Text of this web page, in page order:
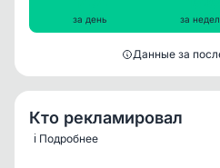
за день за
Данные за
Кто рекламировал
ℹ️ Подробнее